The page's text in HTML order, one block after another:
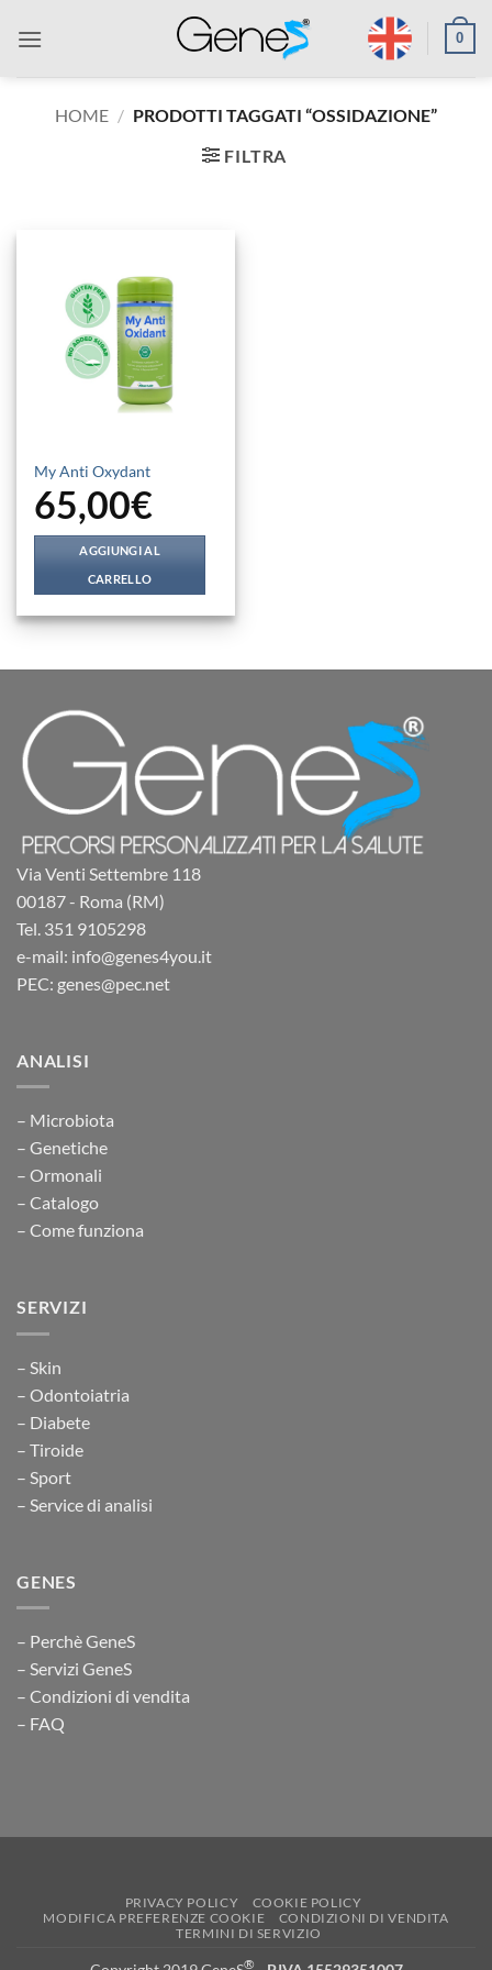
0
HOME / PRODOTTI TAGGATI “OSSIDAZIONE”
FILTRA
My Anti Oxydant
65,00€
AGGIUNGI AL
CARRELLO
Via Venti Settembre 118
00187 - Roma (RM)
Tel. 351 9105298
e-mail: info@genes4you.it
PEC: genes@pec.net
ANALISI
– Microbiota
– Genetiche
– Ormonali
– Catalogo
– Come funziona
SERVIZI
– Skin
– Odontoiatria
– Diabete
– Tiroide
– Sport
– Service di analisi
GENES
– Perchè GeneS
– Servizi GeneS
– Condizioni di vendita
– FAQ
PRIVACY POLICY
COOKIE POLICY
MODIFICA PREFERENZE COOKIE
CONDIZIONI DI VENDITA
TERMINI DI SERVIZIO
®